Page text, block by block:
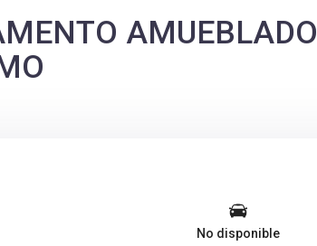
AMUEBLADO
No disponible